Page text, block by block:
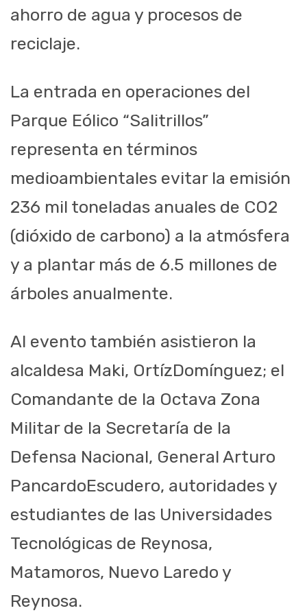
ahorro de agua y procesos de
reciclaje.
La entrada en operaciones del
Parque Eólico “Salitrillos”
representa en términos
medioambientales evitar la emisión
236 mil toneladas anuales de CO2
(dióxido de carbono) a la atmósfera
y a plantar más de 6.5 millones de
árboles anualmente.
Al evento también asistieron la
alcaldesa Maki, OrtízDomínguez; el
Comandante de la Octava Zona
Militar de la Secretaría de la
Defensa Nacional, General Arturo
PancardoEscudero, autoridades y
estudiantes de las Universidades
Tecnológicas de Reynosa,
Matamoros, Nuevo Laredo y
Reynosa.